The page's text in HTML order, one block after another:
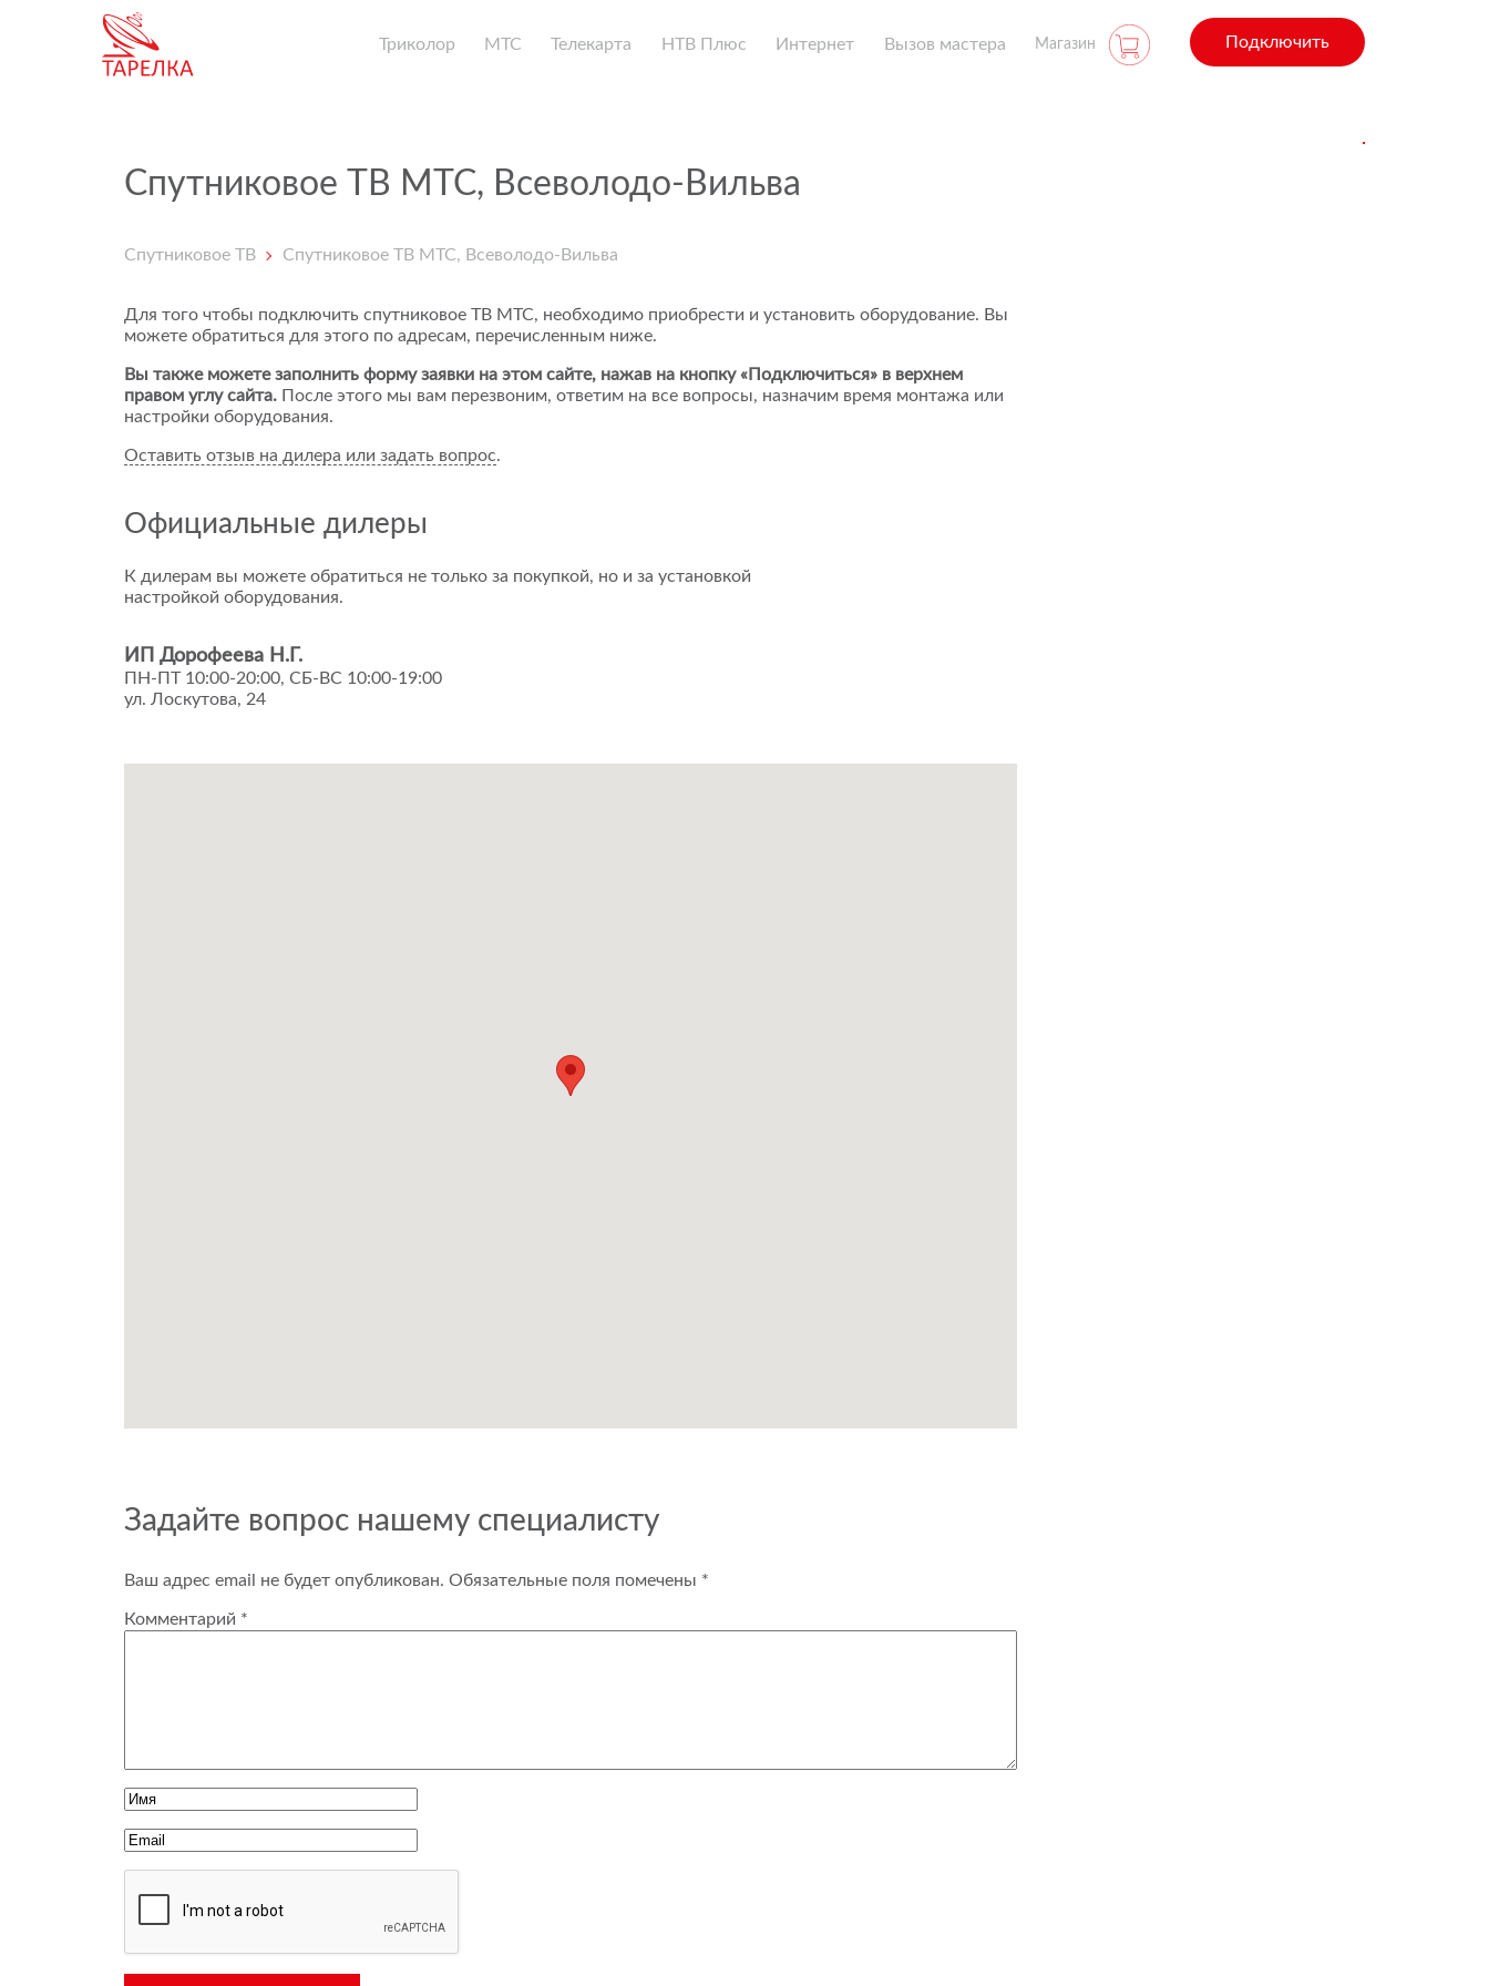
Триколор МТС Телекарта НТВ Плюс Интернет Вызов мастера Магазин Подключить
Спутниковое ТВ МТС, Всеволодо-Вильва
Спутниковое ТВ Спутниковое ТВ МТС, Всеволодо-Вильва
Для того чтобы подключить спутниковое ТВ МТС, необходимо приобрести и установить оборудование. Вы
можете обратиться для этого по адресам, перечисленным ниже.
Вы также можете заполнить форму заявки на этом сайте, нажав на кнопку «Подключиться» в верхнем
правом углу сайта. После этого мы вам перезвоним, ответим на все вопросы, назначим время монтажа или
настройки оборудования.
Оставить отзыв на дилера или задать вопрос.
Официальные дилеры
К дилерам вы можете обратиться не только за покупкой, но и за установкой
настройкой оборудования.
ИП Дорофеева Н.Г.
ПН-ПТ 10:00-20:00, СБ-ВС 10:00-19:00
ул. Лоскутова, 24
Задайте вопрос нашему специалисту
Ваш адрес email не будет опубликован. Обязательные поля помечены *
Комментарий *